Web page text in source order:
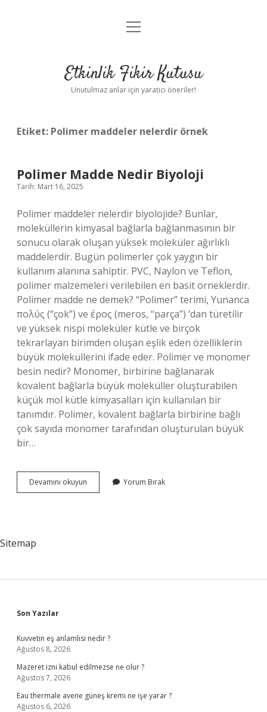
Anasayfa
Yasal Uyarı
menüyü
Etkinlik Fikir Kutusu
Unutulmaz anlar için yaratıcı öneriler!
Etiket: Polimer maddeler nelerdir örnek
Polimer Madde Nedir Biyoloji
Tarih: Mart 16, 2025
Polimer maddeler nelerdir biyolojide? Bunlar,
moleküllerin kimyasal bağlarla bağlanmasının bir
sonucu olarak oluşan yüksek moleküler ağırlıklı
maddelerdir. Bugün polimerler çok yaygın bir
kullanım alanına sahiptir. PVC, Naylon ve Teflon,
polimer malzemeleri verilebilen en basit örneklerdir.
Polimer madde ne demek? “Polimer” terimi, Yunanca
πολύς (“çok”) ve έρος (meros, “parça”) ‘dan türetilir
ve yüksek nispi moleküler kütle ve birçok
tekrarlayan birimden oluşan eşlik eden özelliklerin
büyük moleküllerini ifade eder. Polimer ve monomer
besin nedir? Monomer, birbirine bağlanarak
kovalent bağlarla büyük moleküller oluşturabilen
küçük mol kütle kimyasalları için kullanılan bir
tanımdır. Polimer, kovalent bağlarla birbirine bağlı
çok sayıda monomer tarafından oluşturulan büyük
bir…
Devamını okuyun
Madde
Yorum Bırak
Sitemap
Sidebar
Son Yazılar
Kuvvetin eş anlamlısı nedir ?
Ağustos 8, 2026
Mazeret izni kabul edilmezse ne olur ?
Ağustos 7, 2026
Eau thermale avene güneş kremi ne işe yarar ?
Ağustos 6, 2026